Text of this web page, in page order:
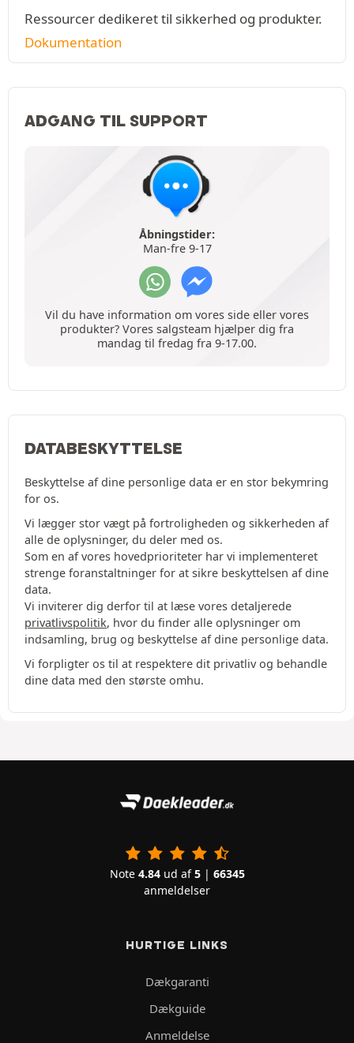
Ressourcer dedikeret til sikkerhed og produkter.
Dokumentation
ADGANG TIL SUPPORT
Åbningstider:
Man-fre 9-17
Vil du have information om vores side eller vores
produkter? Vores salgsteam hjælper dig fra
mandag til fredag fra 9-17.00.
DATABESKYTTELSE
Beskyttelse af dine personlige data er en stor bekymring
for os.
Vi lægger stor vægt på fortroligheden og sikkerheden af
alle de oplysninger, du deler med os.
Som en af vores hovedprioriteter har vi implementeret
strenge foranstaltninger for at sikre beskyttelsen af dine
data.
Vi inviterer dig derfor til at læse vores detaljerede
privatlivspolitik, hvor du finder alle oplysninger om
indsamling, brug og beskyttelse af dine personlige data.
Vi forpligter os til at respektere dit privatliv og behandle
dine data med den største omhu.
Note 4.84ud af5| 66345
anmeldelser
HURTIGE LINKS
Dækgaranti
Dækguide
Anmeldelse